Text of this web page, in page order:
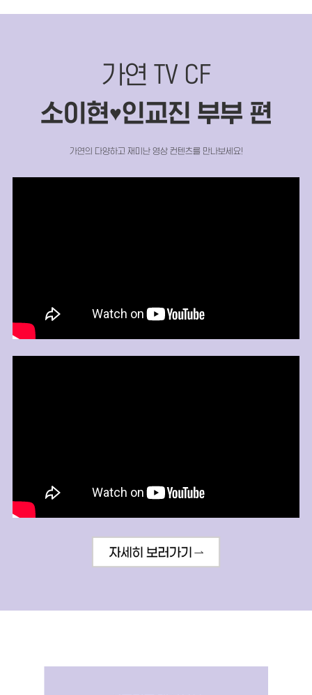
가연 TV CF
소이현♥인교진 부부 편
가연의 다양하고 재미난 영상 컨텐츠를 만나보세요!